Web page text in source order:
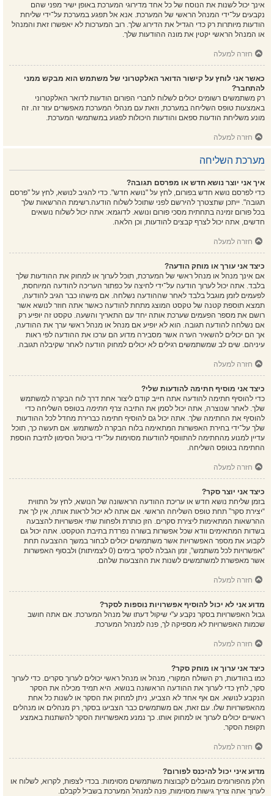
אינך יכול לשנות את הנוסח של כל אחד מדירוגי המערכת באופן ישיר מפני שהם
נקבעים על־ידי המנהל הראשי של המערכת. אנא אל תפגע במערכת על־ידי שליחת
הודעות מיותרות רק כדי הגדיל את הדירוג שלך. רוב המערכות לא יאפשרו זאת והמנהל
או המנהל הראשי יקטין את מונה ההודעות שלך.
חזרה למעלה
כאשר אני לוחץ על קישור הדואר האלקטרוני של משתמש הוא מבקש ממני
להתחבר?
רק משתמשים רשומים יכולים לשלוח לחברי הפורום הודעות לדואר האלקטרוני
באמצעות טופס השליחה במערכת, וזאת עם מנהלי המערכת מאפשרים עזר זה. זה
מונע משליחת הודעות ספאם והודעות היכולות לפגוע במשתמשי המערכת.
חזרה למעלה
מערכת השליחה
איך אני יוצר נושא חדש או מפרסם תגובה?
כדי לפרסם נושא חדש בפורום, לחץ על "נושא חדש". כדי להגיב לנושא, לחץ על "פרסם
תגובה". ייתכן שתצטרך להירשם לפני שתוכל לשלוח הודעה.רשימת ההרשאות שלך
בכל פורום זמינה בתחתית מסכי פורום ונושא. לדוגמא: אתה יכול לשלוח נושאים
חדשים, אתה יכול לצרף קבצים להודעות, וכן הלאה.
חזרה למעלה
כיצד אני עורך או מוחק הודעה?
אם אינך מנהל או מנהל ראשי של המערכת, תוכל לערוך או למחוק את ההודעות שלך
בלבד. אתה יכול לערוך הודעה על־ידי לחיצה על כפתור העריכה להודעה המיוחסת,
לפעמים לזמן מוגבל בלבד לאחר שההודעה נשלחה. אם מישהו כבר הגיב להודעה,
תמצא תוספת קטנה של טקסט המוצג מתחת להודעה כאשר אתה חוזר לנושא אשר
רושם את מספר הפעמים שערכת אותה יחד עם התאריך והשעה. טקסט זה יופיע רק
אם נשלחה להודעה תגובה. הוא לא יופיע אם מנהל או מנהל ראשי ערך את ההודעה,
אך הם יכולים להשאיר הערה אשר מסבירה מדוע הם ערכו את ההודעה לפי ראות
עיניהם. שים לב שמשתמשים רגילים לא יכולים למחוק הודעה לאחר שקיבלה תגובה.
חזרה למעלה
כיצד אני מוסיף חתימה להודעות שלי?
כדי להוסיף חתימה להודעה אתה חייב קודם ליצור אחת דרך לוח הבקרה למשתמש
שלך. לאחר שנוצרה, אתה יכול לסמן את התיבה צרף חתימה בטופס השליחה כדי
להוסיף את החתימה שלך. אתה יכול גם להוסיף חתימה כברירת מחדל לכל ההודעות
שלך על־ידי בחירת האפשרות המתאימה בלוח הבקרה למשתמש. אם תעשה כך, תוכל
עדיין למנוע מהחתימה להתווסף להודעות מסוימות על־ידי ביטול הסימון לתיבת הוספת
החתימה בטופס השליחה.
חזרה למעלה
כיצד אני יוצר סקר?
בזמן שליחת נושא חדש או עריכת ההודעה הראשונה של הנושא, לחץ על התווית
“יצירת סקר” תחת טופס השליחה הראשי. אם אתה לא יכול לראות אותה, אין לך את
ההרשאות המתאימות ליצירת סקרים. הזן כותרת ולפחות שתי אפשרויות להצבעה
בשדות המתאימים וודא שכל אפשרות בשורה נפרדת בתיבת הטקסט. אתה יכול גם
לקבוע את מספר האפשרויות אשר משתמשים יכולים לבחור במשך ההצבעה תחת
“אפשרויות לכל משתמש”, זמן הגבלה לסקר בימים (0 לצמיתות) ולבסוף האפשרות
אשר מאפשרת למשתמשים לשנות את ההצבעות שלהם.
חזרה למעלה
מדוע אני לא יכול להוסיף אפשרויות נוספות לסקר?
גבול האפשרויות בסקר נקבע ע"י שיקול דעתו של מנהל המערכת. אם אתה חושב
שכמות האפשרויות לא מספיקה לך, פנה למנהל המערכת.
חזרה למעלה
כיצד אני ערוך או מוחק סקר?
כמו בהודעות, רק השולח המקורי, מנהל או מנהל ראשי יכולים לערוך סקרים. כדי לערוך
סקר, לחץ כדי לערוך את ההודעה הראשונה בנושא. היא תמיד מכילה את הסקר
הנקבע לנושא. אם אף אחד לא הצביע, ניתן למחוק את הסקר או לשנות כל אחת
מהאפשרויות שלו. עם זאת, אם משתמשים כבר הצביעו בסקר, רק מנהלים או מנהלים
ראשיים יכולים לערוך או למחוק אותו. כך נמנע מאפשרויות הסקר להשתנות באמצע
תקופת הסקר.
חזרה למעלה
מדוע איני יכול להיכנס לפורום?
חלק מהפורומים מוגבלים לקבוצות משתמשים מסוימות. בכדי לצפות, לקרוא, לשלוח או
לערוך אתה צריך גישות מסוימות, פנה למנהל המערכת בשביל לקבלם.